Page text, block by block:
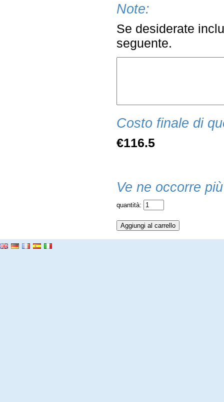
Note:
Se desiderate
seguente.
Costo finale di
€116.5
Ve ne occorre
quantità: